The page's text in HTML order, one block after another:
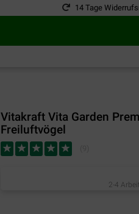
14 Tage
Vitakraft Vita Garden
Freiluftvögel
2-4